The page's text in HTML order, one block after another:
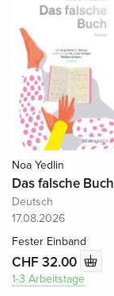
Noa Yedlin
Das falsche Buch
Deutsch
17.08.2026
Fester Einband
CHF 32.00
1-3 Arbeitstage